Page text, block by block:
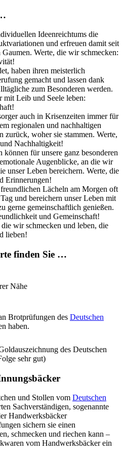
Ideenreichtums die
und erfreuen damit seit
Gaumen. Werte, die wir schmecken:
haben ihren meisterlich
gemacht und lassen dank
zum Besonderen werden.
mit Leib und Seele leben:
auch in Krisenzeiten immer für
regionalen und nachhaltigen
zurück, woher sie stammen. Werte,
Nachhaltigkeit!
für unsere ganz besonderen
Augenblicke, an die wir
unser Leben bereichern. Werte, die
Erinnerungen!
Lächeln am Morgen oft
und bereichern unser Leben mit
gerne gemeinschaftlich genießen.
und Gemeinschaft!
wir schmecken und leben, die
lieben!
finden Sie …
Nähe
Brotprüfungen des Deutschen
haben.
des Deutschen
sehr gut)
und Stollen vom Deutschen
Sachverständigen, sogenannte
Handwerksbäcker
sichern sie einen
schmecken und riechen kann –
vom Handwerksbäcker ein